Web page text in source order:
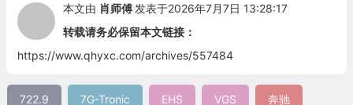
本文由 肖师傅 发表于2026年7月7日 13:28:17
转载请务必保留本文链接：
https://www.qhyxc.com/archives/557484
722.9 7G-Tronic EHS VGS 奔驰